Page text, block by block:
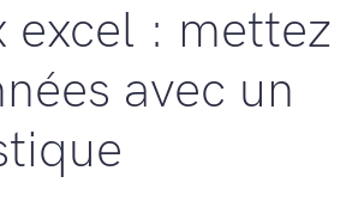
excel : mettez
avec un